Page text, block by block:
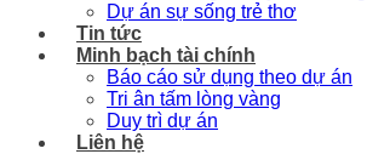
Dự án sự sống trẻ thơ
Tin tức
Minh bạch tài chính
Báo cáo sử dụng theo dự án
Tri ân tấm lòng vàng
Duy trì dự án
Liên hệ